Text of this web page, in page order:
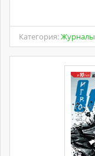
Категория:Журналы